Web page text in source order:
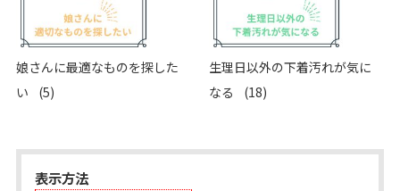
娘さんに最適なものを探した
い
(5)
生理日以外の下着汚れが気に
なる
(18)
表示方法